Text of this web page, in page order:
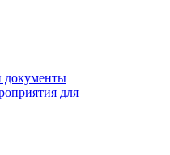
документы
для